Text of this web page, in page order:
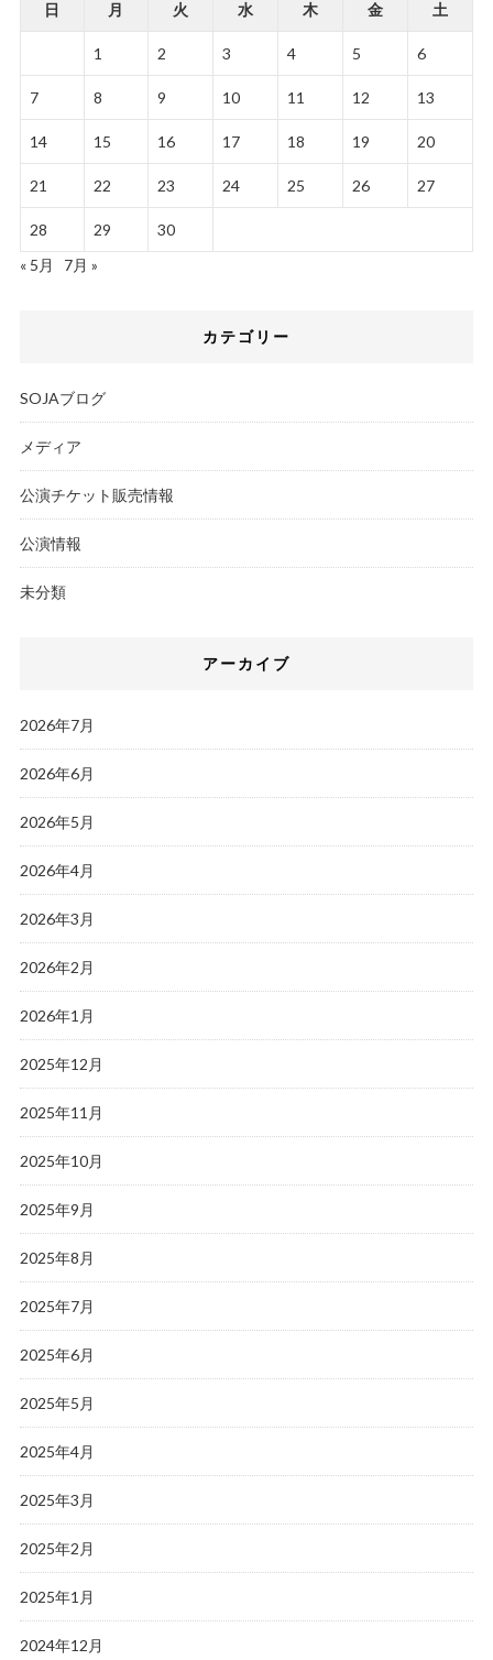
日
月 火 水 木 金 土
1 2 3 4 5 6
7 8 9 10 11 12 13
14 15 16 17 18 19 20
21 22 23 24 25 26 27
28 29
30
« 5月
7月 »
カテゴリー
SOJAブログ
メディア
公演チケット販売情報
公演情報
未分類
アーカイブ
2026年7月
2026年6月
2026年5月
2026年4月
2026年3月
2026年2月
2026年1月
2025年12月
2025年11月
2025年10月
2025年9月
2025年8月
2025年7月
2025年6月
2025年5月
2025年4月
2025年3月
2025年2月
2025年1月
2024年12月